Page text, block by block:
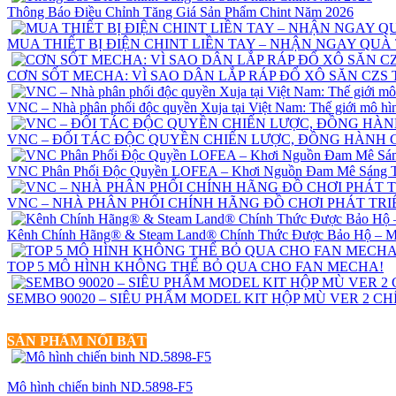
Thông Báo Điều Chỉnh Tăng Giá Sản Phẩm Chint Năm 2026
MUA THIẾT BỊ ĐIỆN CHINT LIỀN TAY – NHẬN NGAY
CƠN SỐT MECHA: VÌ SAO DÂN LẮP RÁP ĐỔ XÔ SĂN CZS
VNC – Nhà phân phối độc quyền Xuja tại Việt Nam: Thế giới mô
VNC – ĐỐI TÁC ĐỘC QUYỀN CHIẾN LƯỢC, ĐỒNG HÀNH
VNC Phân Phối Độc Quyền LOFEA – Khơi Nguồn Đam Mê Sáng
VNC – NHÀ PHÂN PHỐI CHÍNH HÃNG ĐỒ CHƠI PHÁT
Kênh Chính Hãng® & Steam Land® Chính Thức Được Bảo Hộ –
TOP 5 MÔ HÌNH KHÔNG THỂ BỎ QUA CHO FAN MECHA!
SEMBO 90020 – SIÊU PHẨM MODEL KIT HỘP MÙ VER 2
SẢN PHẨM NỔI BẬT
Mô hình chiến binh ND.5898-F5